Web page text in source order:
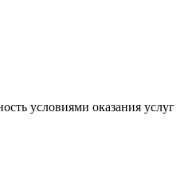
условиями оказания услуг